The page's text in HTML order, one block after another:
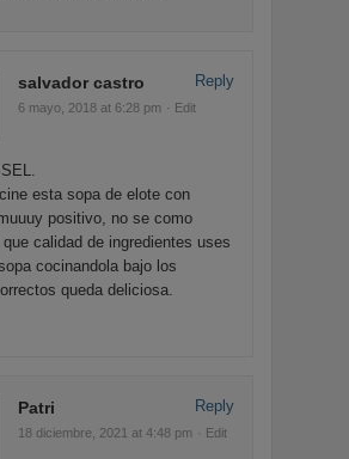
salvador castro
6 mayo, 2018 at 6:28 pm · Edit
esta sopa de elote con
positivo, no se como
calidad de ingredientes uses
cocinandola bajo los
queda deliciosa.
Reply
Patri
18 diciembre, 2021 at 4:48 pm · Edit
Reply